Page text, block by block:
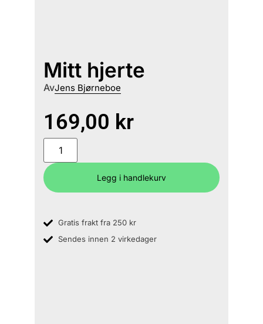
Mitt hjerte
AvJens Bjørneboe
169,00 kr
Legg i handlekurv
Gratis frakt fra 250 kr
Sendes innen 2 virkedager